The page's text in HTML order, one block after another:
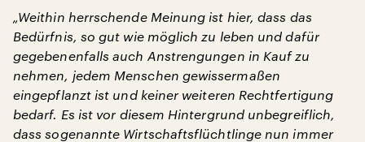
„Weithin herrschende Meinung ist hier, dass das
Bedürfnis, so gut wie möglich zu leben und dafür
gegebenenfalls auch Anstrengungen in Kauf zu
nehmen, jedem Menschen gewissermaßen
eingepflanzt ist und keiner weiteren Rechtfertigung
bedarf. Es ist vor diesem Hintergrund unbegreiflich,
dass sogenannte Wirtschaftsflüchtlinge nun immer